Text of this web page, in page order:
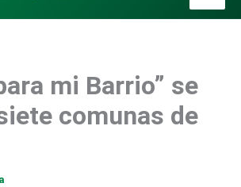
mi Barrio” se
comunas de